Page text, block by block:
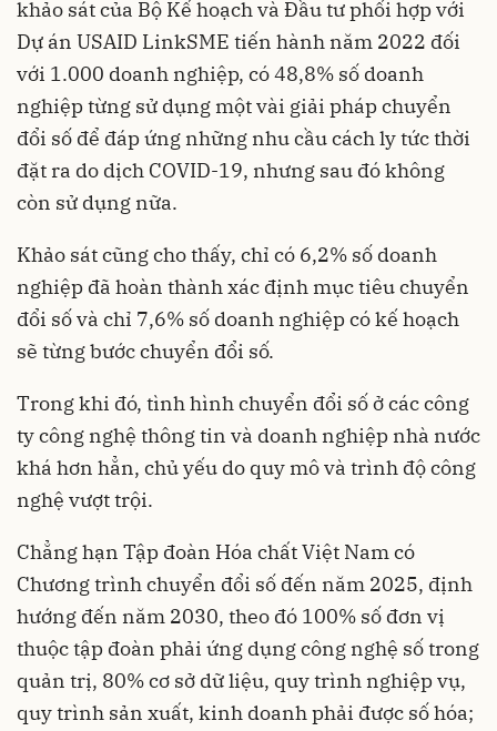
khảo sát của Bộ Kế hoạch và Đầu tư phối hợp với
Dự án USAID LinkSME tiến hành năm 2022 đối
với 1.000 doanh nghiệp, có 48,8% số doanh
nghiệp từng sử dụng một vài giải pháp chuyển
đổi số để đáp ứng những nhu cầu cách ly tức thời
đặt ra do dịch COVID-19, nhưng sau đó không
còn sử dụng nữa.
Khảo sát cũng cho thấy, chỉ có 6,2% số doanh
nghiệp đã hoàn thành xác định mục tiêu chuyển
đổi số và chỉ 7,6% số doanh nghiệp có kế hoạch
sẽ từng bước chuyển đổi số.
Trong khi đó, tình hình chuyển đổi số ở các công
ty công nghệ thông tin và doanh nghiệp nhà nước
khá hơn hẳn, chủ yếu do quy mô và trình độ công
nghệ vượt trội.
Chẳng hạn Tập đoàn Hóa chất Việt Nam có
Chương trình chuyển đổi số đến năm 2025, định
hướng đến năm 2030, theo đó 100% số đơn vị
thuộc tập đoàn phải ứng dụng công nghệ số trong
quản trị, 80% cơ sở dữ liệu, quy trình nghiệp vụ,
quy trình sản xuất, kinh doanh phải được số hóa;